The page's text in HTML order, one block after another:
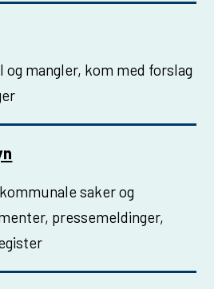
og mangler, kom med forslag
saker og
pressemeldinger,